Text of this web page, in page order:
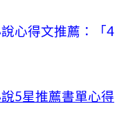
心得文推薦：「4
5星推薦書單心得